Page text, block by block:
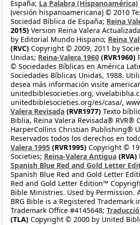
España; La Palabra (Hispanoamérica)
(versión hispanoamericana) © 2010
Sociedad Bíblica de España; Reina
2015) Version Reina Valera
by Editorial Mundo Hispano; Reina
(RVC) Copyright © 2009, 2011 by
Unidas; Reina-Valera 1960 (RVR1960)
© Sociedades Bíblicas en América
Sociedades Bíblicas Unidas, 1988.
desea más información visite
unitedbiblesocieties.org,
unitedbiblesocieties.org/es/casa/,
Valera Revisada (RVR1977) Texto
Biblia, Reina Valera Revisada® RVR®
HarperCollins Christian Publishing®
Reservados todos los derechos en
Valera 1995 (RVR1995) Copyright ©
Societies; Reina-Valera Antigua (RVA)
Spanish Blue Red and Gold Letter
Spanish Blue Red and Gold Letter
Red and Gold Letter Edition™
Bible Ministries. Used by Permission.
BRG Bible is a Registered Trademark
Trademark Office #4145648;
(TLA) Copyright © 2000 by United